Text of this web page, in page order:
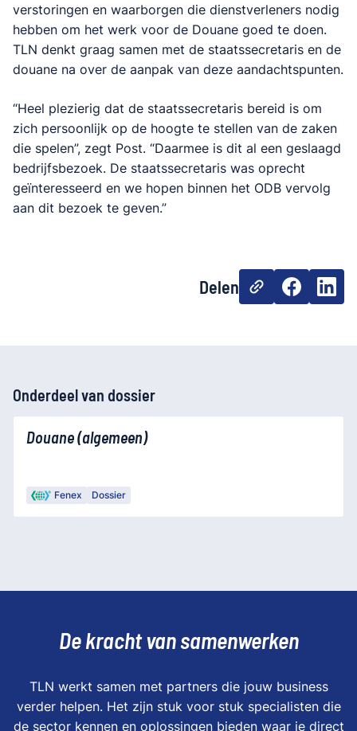
verstoringen en waarborgen die dienstverleners nodig
hebben om het werk voor de Douane goed te doen.
TLN denkt graag samen met de staatssecretaris en de
douane na over de aanpak van deze aandachtspunten.
“Heel plezierig dat de staatssecretaris bereid is om
zich persoonlijk op de hoogte te stellen van de zaken
die spelen”, zegt Post. “Daarmee is dit al een geslaagd
bedrijfsbezoek. De staatssecretaris was oprecht
geïnteresseerd en we hopen binnen het ODB vervolg
aan dit bezoek te geven.”
Delen
Onderdeel van dossier
Douane (algemeen)
Fenex Dossier
De kracht van samenwerken
TLN werkt samen met partners die jouw business
verder helpen. Het zijn stuk voor stuk specialisten die
de sector kennen en oplossingen bieden waar je direct